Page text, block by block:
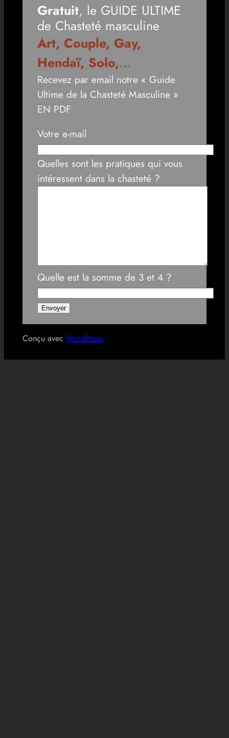
Gratuit, le GUIDE ULTIME
de Chasteté masculine
Art, Couple, Gay,
Hendaï, Solo,…
Recevez par email notre « Guide
Ultime de la Chasteté Masculine »
EN PDF
Votre e-mail
Quelles sont les pratiques qui vous
intéressent dans la chasteté ?
Quelle est la somme de 3 et 4 ?
Conçu avec WordPress